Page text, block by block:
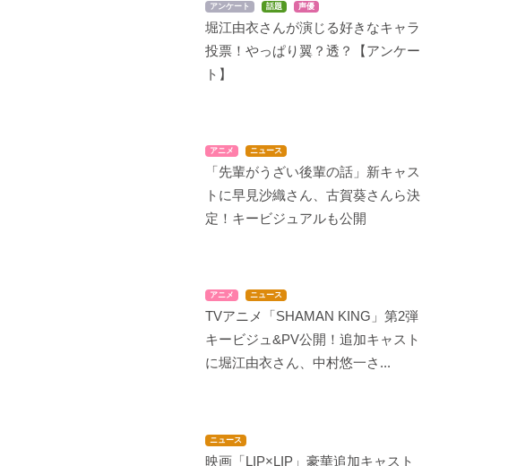
シャルル
七海リオン
ミス・モノクローム -T
he Animation-
ミス・モノクローム
最強銀河 究極(アルティ
メット)ゼロ～バトルス
ピリッツ～
超次元ゲイム ネプテュ
アンケート 話題 声優
堀江由衣さんが演じる好きなキャラ
投票！やっぱり翼？透？【アンケー
ト】
アニメ ニュース
「先輩がうざい後輩の話」新キャス
トに早見沙織さん、古賀葵さんら決
定！キービジュアルも公開
アニメ ニュース
TVアニメ「SHAMAN KING」第2弾
キービジュ&PV公開！追加キャスト
に堀江由衣さん、中村悠一さ...
ニュース
映画「LIP×LIP」豪華追加キャスト